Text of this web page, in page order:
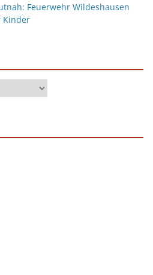
Feuerwehr Wildeshausen
Kinder